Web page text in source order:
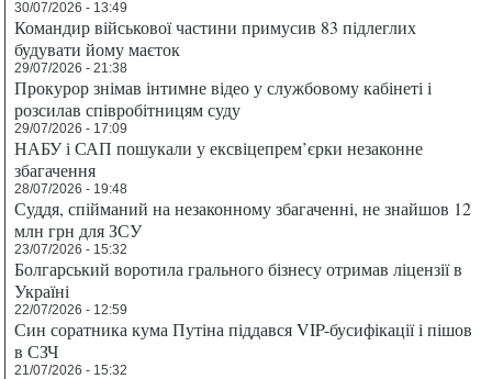
30/07/2026 - 13:49
Командир військової частини примусив 83 підлеглих
будувати йому маєток
29/07/2026 - 21:38
Прокурор знімав інтимне відео у службовому кабінеті і
розсилав співробітницям суду
29/07/2026 - 17:09
НАБУ і САП пошукали у ексвіцепрем’єрки незаконне
збагачення
28/07/2026 - 19:48
Суддя, спійманий на незаконному збагаченні, не знайшов 12
млн грн для ЗСУ
23/07/2026 - 15:32
Болгарський воротила грального бізнесу отримав ліцензії в
Україні
22/07/2026 - 12:59
Син соратника кума Путіна піддався VIP-бусифікації і пішов
в СЗЧ
21/07/2026 - 15:32